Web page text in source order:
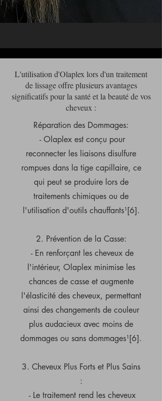
L'utilisation d'Olaplex lors d'un traitement
de lissage offre plusieurs avantages
significatifs pour la santé et la beauté de vos
cheveux :
Réparation des Dommages:
- Olaplex est conçu pour
reconnecter les liaisons disulfure
rompues dans la tige capillaire, ce
qui peut se produire lors de
traitements chimiques ou de
l'utilisation d'outils chauffants¹[6].
2. Prévention de la Casse:
- En renforçant les cheveux de
l'intérieur, Olaplex minimise les
chances de casse et augmente
l'élasticité des cheveux, permettant
ainsi des changements de couleur
plus audacieux avec moins de
dommages ou sans dommages¹[6].
3. Cheveux Plus Forts et Plus Sains
:
- Le traitement rend les cheveux